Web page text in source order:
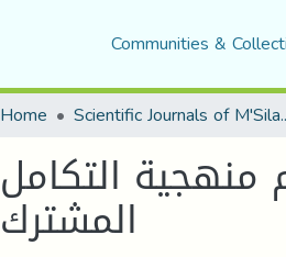
Communities &
Home Scientific
منهجية التكامل
المشترك